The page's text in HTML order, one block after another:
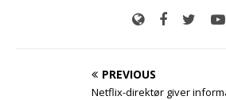
PREVIOUS
Netflix-direktør giver